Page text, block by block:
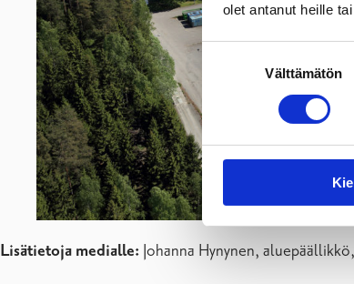
olet antanut heille
Välttämätön
Lisätietoja medialle: Johanna Hynynen, aluepäällikkö,